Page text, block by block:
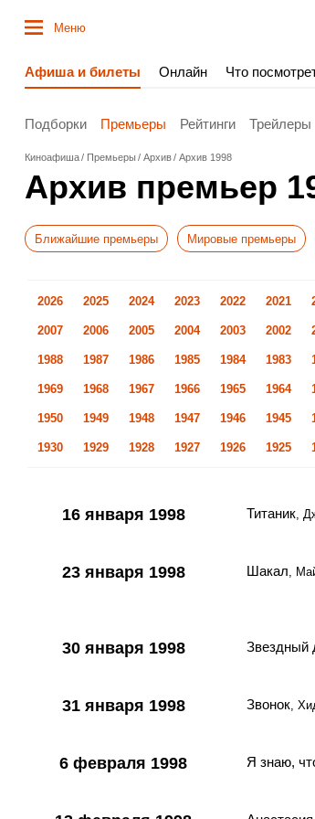
Меню
Афиша и билеты Онлайн Что
Подборки Премьеры Рейтинги Трейлеры
Киноафиша Премьеры Архив Архив 1998
Архив премьер
Ближайшие премьеры Мировые премьеры
2026 2025 2024 2023 2022 2021
2007 2006 2005 2004 2003 2002
1988 1987 1986 1985 1984 1983
1969 1968 1967 1966 1965 1964
1950 1949 1948 1947 1946 1945
1930 1929 1928 1927 1926 1925
16 января 1998 Титаник,
23 января 1998 Шакал,
30 января 1998 Звездный
31 января 1998 Звонок,
6 февраля 1998 Я знаю,